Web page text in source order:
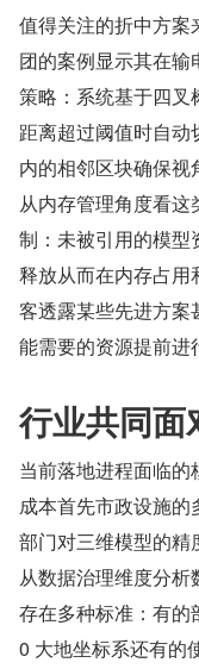
值得关注的折中方案
团的案例显示其在输
策略：系统基于四叉
距离超过阈值时自
内的相邻区块确保视
从内存管理角度看
制：未被引用的模型
释放从而在内存占
客透露某些先进方
能需要的资源提前进
行业共同面
当前落地进程面临
成本首先市政设施
部门对三维模型的精
从数据治理维度分
存在多种标准：有的
0 大地坐标系还有的